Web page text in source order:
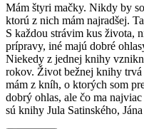
Mám štyri mačky. Nikdy by
ktorú z nich mám najradšej.
S každou strávim kus života,
prípravy, iné majú dobré
Niekedy z jednej knihy
rokov. Život bežnej knihy
mám z kníh, o ktorých som
dobrý ohlas, ale čo ma
sú knihy Jula Satinského,